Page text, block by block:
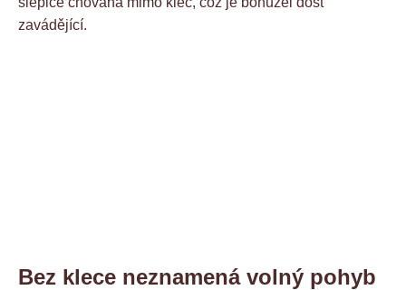
zavádějící.
Bez klece neznamená volný pohyb